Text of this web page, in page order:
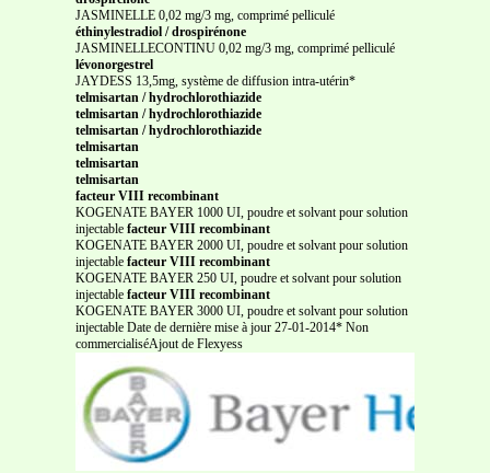
JASMINELLE 0,02 mg/3 mg, comprimé pelliculé
éthinylestradiol / drospirénone
JASMINELLECONTINU 0,02 mg/3 mg, comprimé pelliculé
lévonorgestrel
JAYDESS 13,5mg, système de diffusion intra-utérin*
telmisartan / hydrochlorothiazide
telmisartan / hydrochlorothiazide
telmisartan / hydrochlorothiazide
telmisartan
telmisartan
telmisartan
facteur VIII recombinant
KOGENATE BAYER 1000 UI, poudre et solvant pour solution
injectable facteur VIII recombinant
KOGENATE BAYER 2000 UI, poudre et solvant pour solution
injectable facteur VIII recombinant
KOGENATE BAYER 250 UI, poudre et solvant pour solution
injectable facteur VIII recombinant
KOGENATE BAYER 3000 UI, poudre et solvant pour solution
injectable Date de dernière mise à jour 27-01-2014* Non
commercialiséAjout de Flexyess